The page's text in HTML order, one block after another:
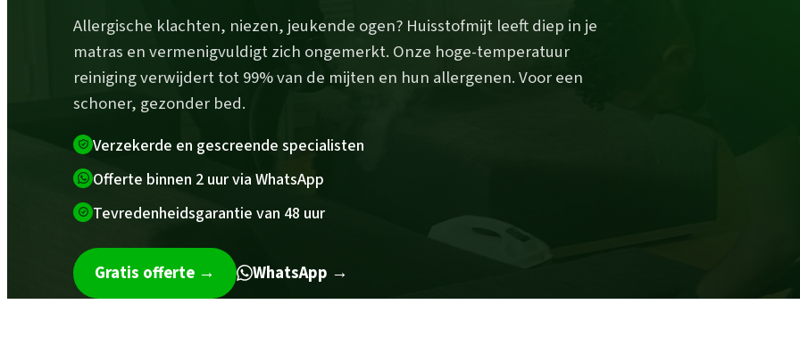
Allergische klachten, niezen, jeukende ogen? Huisstofmijt leeft diep in je
matras en vermenigvuldigt zich ongemerkt. Onze hoge-temperatuur
reiniging verwijdert tot 99% van de mijten en hun allergenen. Voor een
schoner, gezonder bed.
Verzekerde en gescreende specialisten
Offerte binnen 2 uur via WhatsApp
Tevredenheidsgarantie van 48 uur
Gratis offerte → WhatsApp →